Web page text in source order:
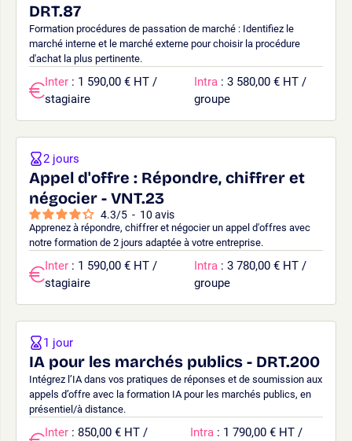
DRT.87
Formation procédures de passation de marché : Identifiez le
marché interne et le marché externe pour choisir la procédure
d'achat la plus pertinente.
Inter : 1 590,00 € HT /
stagiaire
Intra : 3 580,00 € HT /
groupe
Appel d'offre : Répondre, chiffrer et
négocier - VNT.23
4.3/5 - 10 avis
Apprenez à répondre, chiffrer et négocier un appel d'offres avec
notre formation de 2 jours adaptée à votre entreprise.
2 jours
Inter : 1 590,00 € HT /
stagiaire
Intra : 3 780,00 € HT /
groupe
IA pour les marchés publics - DRT.200
Intégrez l’IA dans vos pratiques de réponses et de soumission aux
appels d’offre avec la formation IA pour les marchés publics, en
présentiel/à distance.
1 jour
Inter : 850,00 € HT /
Intra : 1 790,00 € HT /